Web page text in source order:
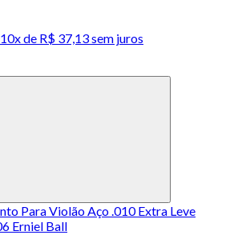
10x de R$ 37,13 sem juros